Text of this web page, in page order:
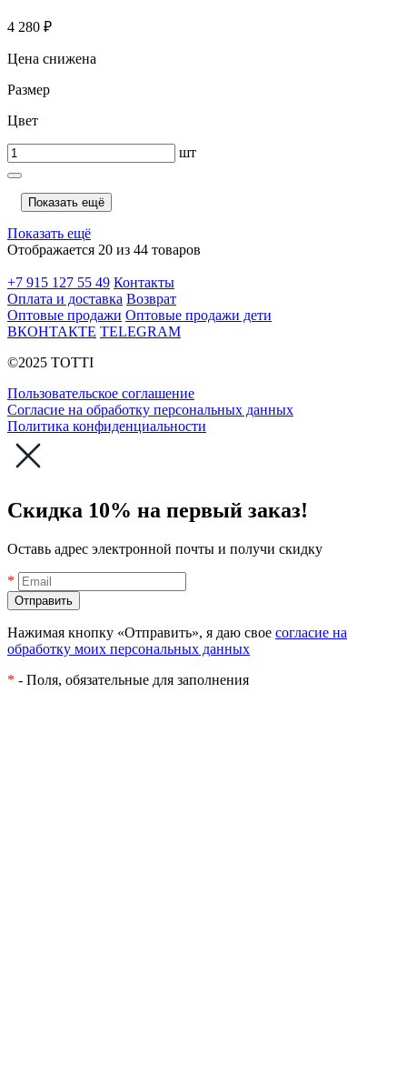
4 280 ₽
Цена снижена
Размер
Цвет
шт
Показать ещё
Показать ещё
Отображается 20 из 44 товаров
+7 915 127 55 49 Контакты
Оплата и доставка Возврат
Оптовые продажи Оптовые продажи дети
ВКОНТАКТЕ TELEGRAM
©2025 TOTTI
Пользовательское соглашение
Согласие на обработку персональных данных
Политика конфиденциальности
Скидка 10% на первый заказ!
Оставь адрес электронной почты и получи скидку
*
Нажимая кнопку «Отправить», я даю свое согласие на
обработку моих персональных данных
* - Поля, обязательные для заполнения